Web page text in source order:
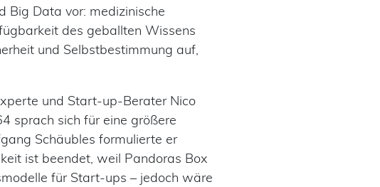
Big Data vor: medizinische
des geballten Wissens
und Selbstbestimmung auf,
und Start-up-Berater Nico
sprach sich für eine größere
Schäubles formulierte er
ist beendet, weil Pandoras Box
für Start-ups – jedoch wäre